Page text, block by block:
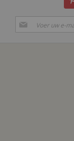
Abonneer
u